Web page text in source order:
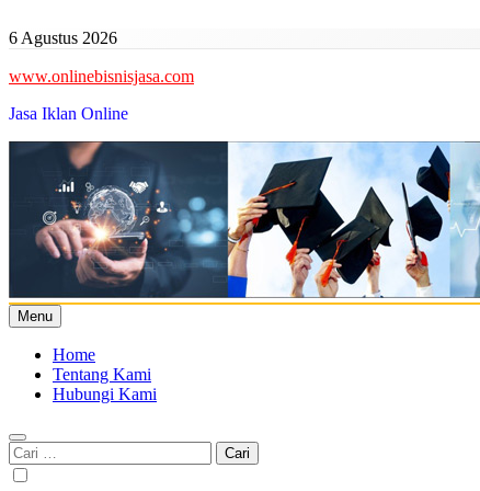
to
6 Agustus 2026
www.onlinebisnisjasa.com
Jasa Iklan Online
Menu
Home
Tentang Kami
Hubungi Kami
Cari
untuk: